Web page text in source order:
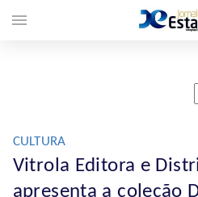
CULTURA
Vitrola Editora e
apresenta a coleção
menu